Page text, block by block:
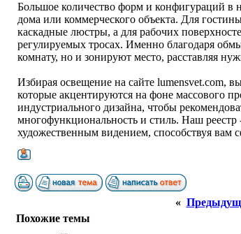
Большое количество форм и конфигураций в
дома или коммерческого объекта. Для
каскадные люстры, а для рабочих
регулируемых тросах. Именно благодаря
комнату, но и зонируют место, расставляя
Избирая освещение на сайте lumensvet.com,
которые акцентируются на фоне массового
индустриального дизайна, чтобы
многофункциональность и стиль. Наш реестр
художественным видением, способствуя вам
«
Похожие темы